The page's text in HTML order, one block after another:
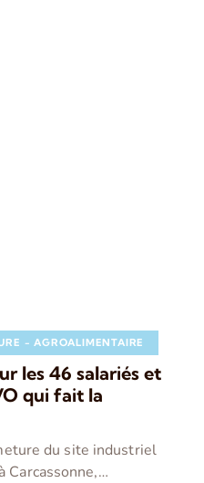
- AGROALIMENTAIRE
les 46 salariés et
qui fait la
du site industriel
Carcassonne,…